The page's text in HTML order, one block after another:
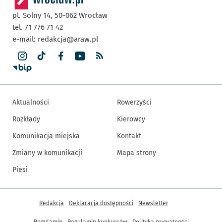
pl. Solny 14, 50-062 Wrocław
tel. 71 776 71 42
e-mail: redakcja@araw.pl
Aktualności
Rozkłady
Komunikacja miejska
Zmiany w komunikacji
Piesi
Rowerzyści
Kierowcy
Kontakt
Mapa strony
Inne informacje
Redakcja Deklaracja dostępności Newsletter